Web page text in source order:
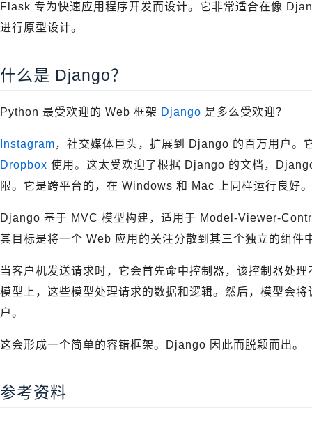
Flask 专为快速应用程序开发而设计。它非常适合在像
进行原型设计。
什么是 Django？
Python 最受欢迎的 Web 框架 Django 是多么受欢迎？
Instagram，社交媒体巨头，扩展到 Django 的百万用户。
Dropbox 使用。这太受欢迎了根据 Django 的文档，
限。它是跨平台的，在 Windows 和 Mac 上同样运行良好。
Django 基于 MVC 模型构建，适用于 Model-Viewer-
其目标是将一个 Web 应用的关注分散到其三个独立的组件
当客户机发送请求时，它会首先命中控制器，该控制器处
模型上，这些模型处理请求的数据和逻辑。然后，模型会
户。
这会形成一个简单的容错框架。Django 因此而脱颖而出。
参考资料